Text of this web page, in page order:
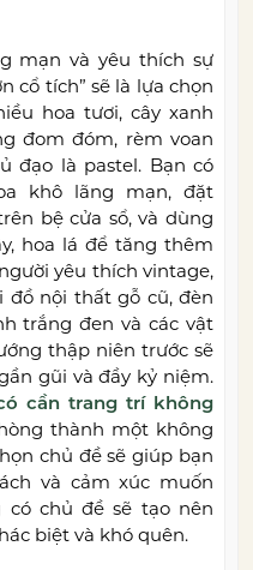
mạn và yêu thích sự
cổ tích” sẽ là lựa chọn
hoa tươi, cây xanh
đom đóm, rèm voan
đạo là pastel. Bạn có
khô lãng mạn, đặt
bệ cửa sổ, và dùng
hoa lá để tăng thêm
yêu thích vintage,
đồ nội thất gỗ cũ, đèn
trắng đen và các vật
thập niên trước sẽ
gũi và đầy kỷ niệm.
cần trang trí không
thành một không
chủ đề sẽ giúp bạn
và cảm xúc muốn
có chủ đề sẽ tạo nên
biệt và khó quên.